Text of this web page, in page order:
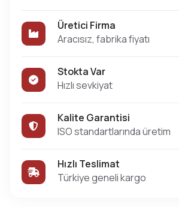
Üretici Firma
Aracısız, fabrika fiyatı
Stokta Var
Hızlı sevkiyat
Kalite Garantisi
ISO standartlarında üretim
Hızlı Teslimat
Türkiye geneli kargo